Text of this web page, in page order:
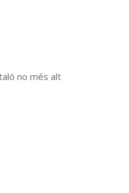
no més alt